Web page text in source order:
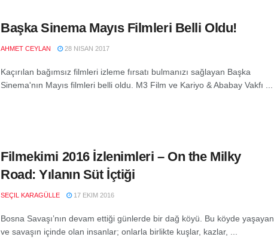
Başka Sinema Mayıs Filmleri Belli Oldu!
AHMET CEYLAN 28 NISAN 2017
Kaçırılan bağımsız filmleri izleme fırsatı bulmanızı sağlayan Başka
Sinema'nın Mayıs filmleri belli oldu. M3 Film ve Kariyo & Ababay Vakfı ...
Filmekimi 2016 İzlenimleri – On the Milky
Road: Yılanın Süt İçtiği
SEÇIL KARAGÜLLE 17 EKIM 2016
Bosna Savaşı’nın devam ettiği günlerde bir dağ köyü. Bu köyde yaşayan
ve savaşın içinde olan insanlar; onlarla birlikte kuşlar, kazlar, ...